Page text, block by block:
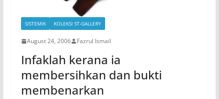
SISTEMIK KOLEKSI ST-GALLERY
August 24, 2006 Fazrul Ismail
Infaklah kerana ia
membersihkan dan bukti
membenarkan